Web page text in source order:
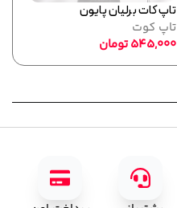
تاپ کات برلیان پایون
تاپ کوت
545,000تومان